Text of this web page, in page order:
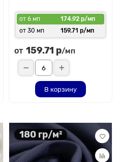
от 6 мп
174.92 р/мп
от 30 мп
159.71 р/мп
от 159.71 р/мп
В корзину
180 гр/м²